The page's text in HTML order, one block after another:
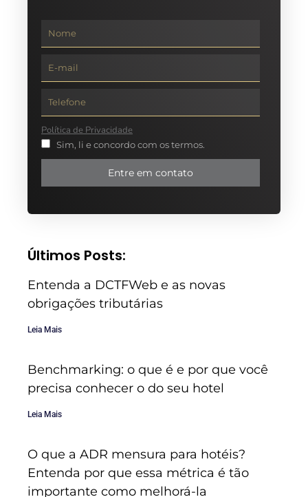
Política de Privacidade
Sim, li e concordo com os termos.
Entre em contato
Últimos Posts:
Entenda a DCTFWeb e as novas
obrigações tributárias
Leia Mais
Benchmarking: o que é e por que você
precisa conhecer o do seu hotel
Leia Mais
O que a ADR mensura para hotéis?
Entenda por que essa métrica é tão
importante como melhorá-la